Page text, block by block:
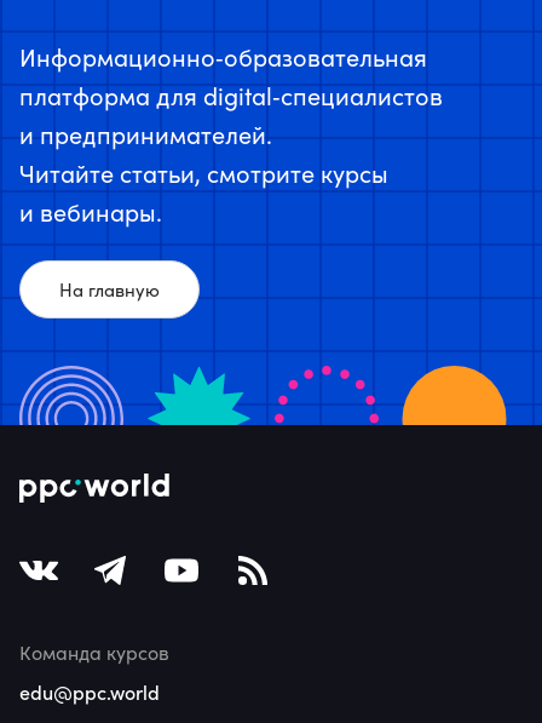
Информационно‑образовательная
платформа для digital‑специалистов
и предпринимателей.
Читайте статьи, смотрите курсы
и вебинары.
На главную
Команда курсов
edu@ppc.world